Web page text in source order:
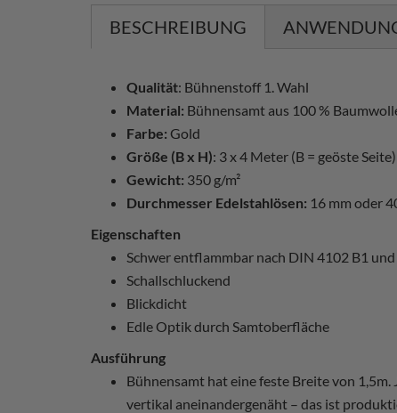
BESCHREIBUNG
Qualität: Bühnenstoff 1. Wahl
Material: Bühnensamt aus 100 %
Farbe: Gold
Größe (B x H): 3 x 4 Meter (B = geöste Seite)
Gewicht: 350 g/m²
Durchmesser Edelstahlösen: 16 mm oder
Eigenschaften
Schwer entflammbar nach DIN 4102 B1
Schallschluckend
Blickdicht
Edle Optik durch Samtoberfläche
Ausführung
Bühnensamt hat eine feste Breite von
vertikal aneinandergenäht – das ist